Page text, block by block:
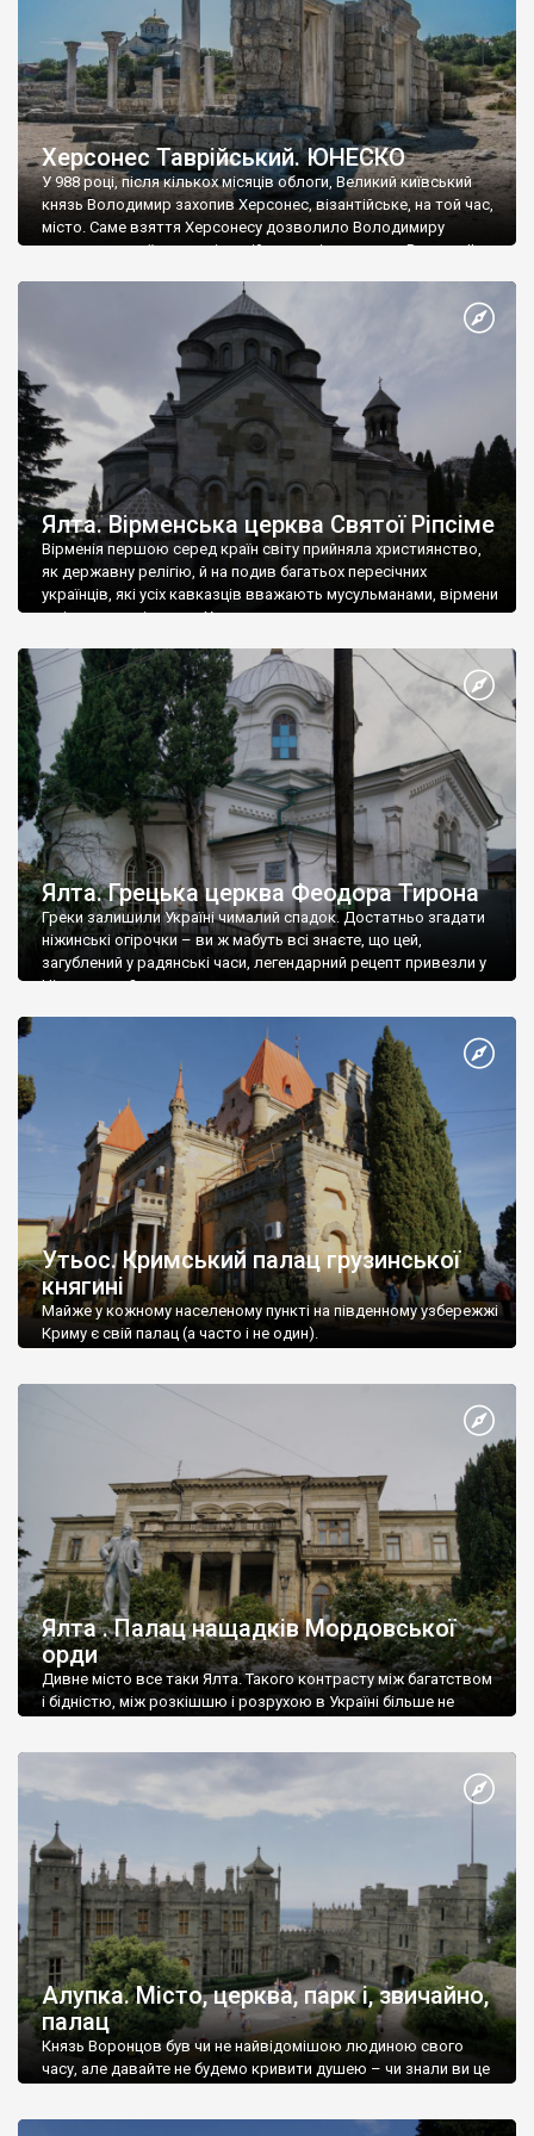
Херсонес Таврійський. ЮНЕСКО
У 988 році, після кількох місяців облоги, Великий київський
князь Володимир захопив Херсонес, візантійське, на той час,
місто. Саме взяття Херсонесу дозволило Володимиру
диктувати свої умови візантійському імператору Василю ІІ, та
Херсонесі Володимир-язичник, став Василем-християнином.
А потім було Хрещення Русі. На честь Херсонесу Таврійського
Ялта. Вірменська церква Святої Ріпсіме
Вірменія першою серед країн світу прийняла християнство,
як державну релігію, й на подив багатьох пересічних
українців, які усіх кавказців вважають мусульманами, вірмени
є відданими вірянами Христа
Ялта. Грецька церква Феодора Тирона
Греки залишили Україні чималий спадок. Достатньо згадати
ніжинські огірочки – ви ж мабуть всі знаєте, що цей,
загублений у радянські часи, легендарний рецепт привезли у
Ніжин греки?
Утьос. Кримський палац грузинської
княгині
Майже у кожному населеному пункті на південному узбережжі
Криму є свій палац (а часто і не один).
Ялта . Палац нащадків Мордовської
орди
Дивне місто все таки Ялта. Такого контрасту між багатством
і бідністю, між розкішшю і розрухою в Україні більше не
Алупка. Місто, церква, парк і, звичайно,
палац
Князь Воронцов був чи не найвідомішою людиною свого
часу, але давайте не будемо кривити душею – чи знали ви це